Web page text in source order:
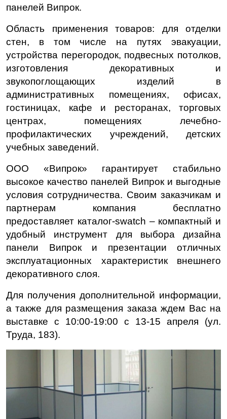
панелей Випрок.
Область применения товаров: для отделки
стен, в том числе на путях эвакуации,
устройства перегородок, подвесных потолков,
изготовления декоративных и
звукопоглощающих изделий в
административных помещениях, офисах,
гостиницах, кафе и ресторанах, торговых
центрах, помещениях лечебно-
профилактических учреждений, детских
учебных заведений.
ООО «Випрок» гарантирует стабильно
высокое качество панелей Випрок и выгодные
условия сотрудничества. Своим заказчикам и
партнерам компания бесплатно
предоставляет каталог-swatch – компактный и
удобный инструмент для выбора дизайна
панели Випрок и презентации отличных
эксплуатационных характеристик внешнего
декоративного слоя.
Для получения дополнительной информации,
а также для размещения заказа ждем Вас на
выставке c 10:00-19:00 c 13-15 апреля (ул.
Труда, 183).